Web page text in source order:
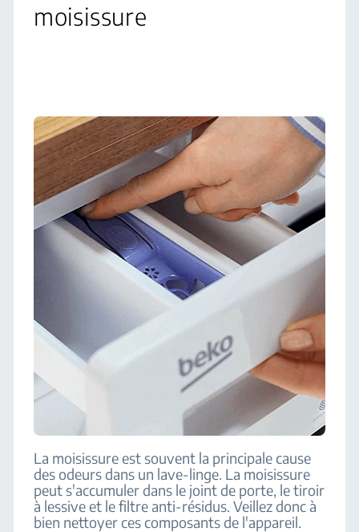
moisissure
La moisissure est souvent la principale cause
des odeurs dans un lave-linge. La moisissure
peut s'accumuler dans le joint de porte, le tiroir
à lessive et le filtre anti-résidus. Veillez donc à
bien nettoyer ces composants de l'appareil.